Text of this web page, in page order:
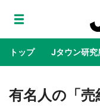
トップ Jタウン研究
地域×二次元 絶
有名人の「